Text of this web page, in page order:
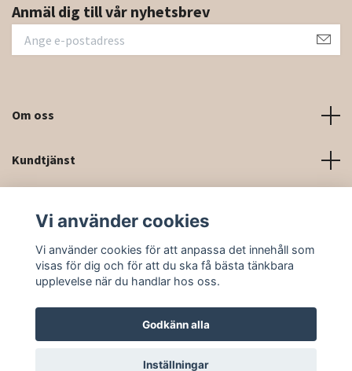
Anmäl dig till vår nyhetsbrev
Om oss
Kundtjänst
Sociala medier
© 2026 Rittforsridsport
Vi använder cookies
Vi använder cookies för att anpassa det innehåll som
visas för dig och för att du ska få bästa tänkbara
upplevelse när du handlar hos oss.
Godkänn alla
Inställningar